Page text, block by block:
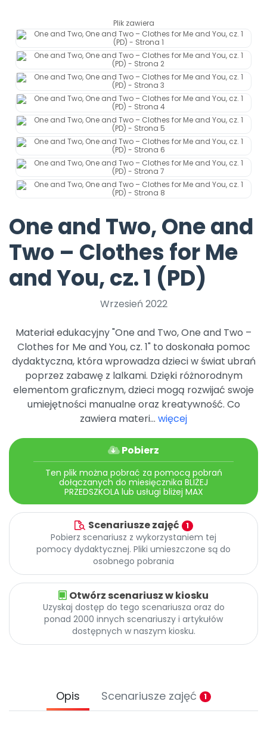
Pomoc
Plik zawiera
One and Two, One and
Two – Clothes for Me
and You, cz. 1 (PD)
Wrzesień 2022
Materiał edukacyjny "One and Two, One and Two –
Clothes for Me and You, cz. 1" to doskonała pomoc
dydaktyczna, która wprowadza dzieci w świat ubrań
poprzez zabawę z lalkami. Dzięki różnorodnym
elementom graficznym, dzieci mogą rozwijać swoje
umiejętności manualne oraz kreatywność. Co
zawiera materi... więcej
Pobierz
Ten plik można pobrać za pomocą pobrań
dołączanych do miesięcznika BLIŻEJ
PRZEDSZKOLA lub usługi bliżej MAX
Scenariusze zajęć 1
Pobierz scenariusz z wykorzystaniem tej
pomocy dydaktycznej. Pliki umieszczone są do
osobnego pobrania
Otwórz scenariusz w kiosku
Uzyskaj dostęp do tego scenariusza oraz do
ponad 2000 innych scenariuszy i artykułów
dostępnych w naszym kiosku.
Opis Scenariusze zajęć 1